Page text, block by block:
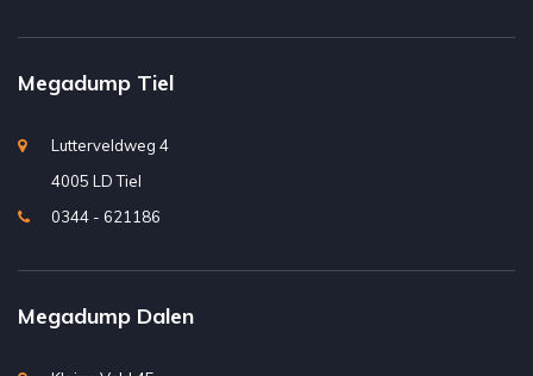
Megadump Tiel
Lutterveldweg 4
4005 LD Tiel
0344 - 621186
Megadump Dalen